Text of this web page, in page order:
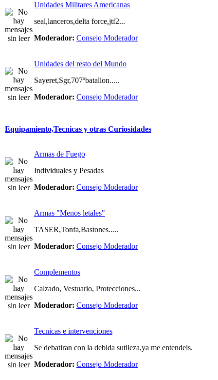
Unidades Militares Americanas
seal,lanceros,delta force,jtf2...
Moderador: Consejo Moderador
Unidades del resto del Mundo
Sayeret,Sgr,707ºbatallon.....
Moderador: Consejo Moderador
Equipamiento,Tecnicas y otras Curiosidades
Armas de Fuego
Individuales y Pesadas
Moderador: Consejo Moderador
Armas "Menos letales"
TASER,Tonfa,Bastones.....
Moderador: Consejo Moderador
Complementos
Calzado, Vestuario, Protecciones...
Moderador: Consejo Moderador
Tecnicas e intervenciones
Se debatiran con la debida sutileza,ya me entendeis.
Moderador: Consejo Moderador